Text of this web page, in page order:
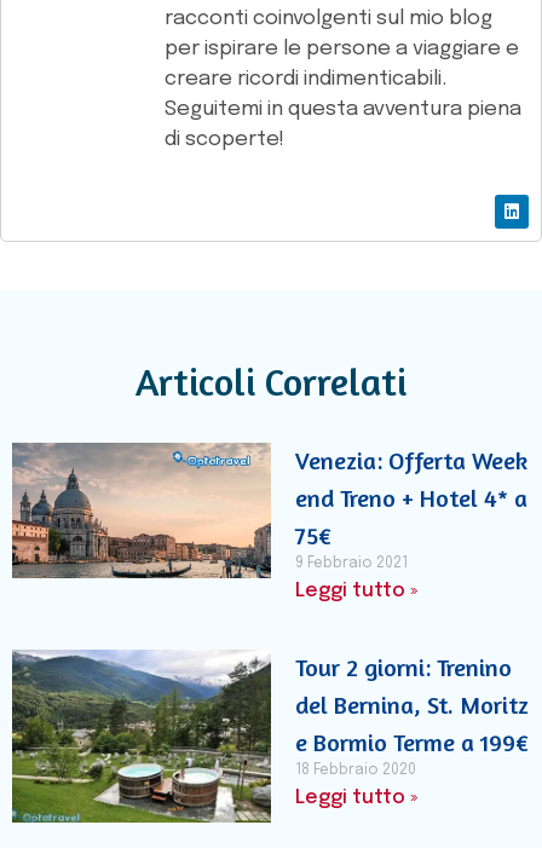
racconti coinvolgenti sul mio blog
per ispirare le persone a viaggiare e
creare ricordi indimenticabili.
Seguitemi in questa avventura piena
di scoperte!
Articoli Correlati
Venezia: Offerta Week
end Treno + Hotel 4* a
75€
9 Febbraio 2021
Leggi tutto »
Tour 2 giorni: Trenino
del Bernina, St. Moritz
e Bormio Terme a 199€
18 Febbraio 2020
Leggi tutto »